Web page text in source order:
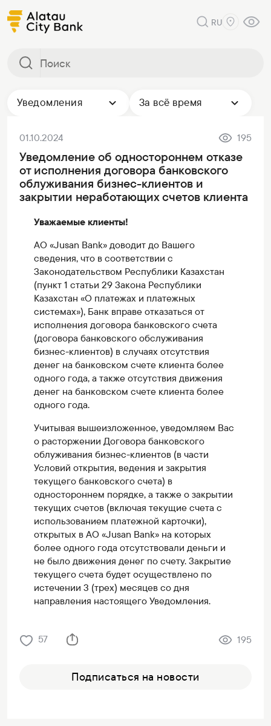
RU
Уведомления За всё время
01.10.2024 195
Уведомление об одностороннем отказе
от исполнения договора банковского
облуживания бизнес-клиентов и
закрытии неработающих счетов клиента
Уважаемые клиенты!
АО «Jusan Bank» доводит до Вашего
сведения, что в соответствии с
Законодательством Республики Казахстан
(пункт 1 статьи 29 Закона Республики
Казахстан «О платежах и платежных
системах»), Банк вправе отказаться от
исполнения договора банковского счета
(договора банковского обслуживания
бизнес-клиентов) в случаях отсутствия
денег на банковском счете клиента более
одного года, а также отсутствия движения
денег на банковском счете клиента более
одного года.
Учитывая вышеизложенное, уведомляем Вас
о расторжении Договора банковского
облуживания бизнес-клиентов (в части
Условий открытия, ведения и закрытия
текущего банковского счета) в
одностороннем порядке, а также о закрытии
текущих счетов (включая текущие счета с
использованием платежной карточки),
открытых в АО «Jusan Bank» на которых
более одного года отсутствовали деньги и
не было движения денег по счету. Закрытие
текущего счета будет осуществлено по
истечении 3 (трех) месяцев со дня
направления настоящего Уведомления.
57 195
Подписаться на новости